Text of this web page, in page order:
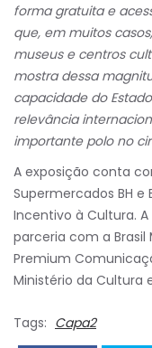
forma gratuita e
que, em muitos
museus e centros
mostra dessa
capacidade do
relevância
importante polo no
A exposição conta
Supermercados BH e
Incentivo à Cultura.
parceria com a Brasil
Premium
Ministério da Cultura
Tags: Capa2